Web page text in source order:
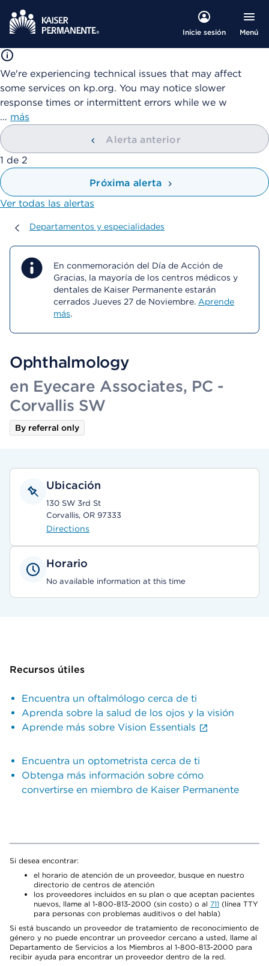
Inicie sesión Menú
We're experiencing technical issues that may affect
some services on kp.org. You may notice slower
response times or intermittent errors while we w
… más
Alerta anterior
mostrando
1 de 2
Próxima alerta
Ver todas las alertas
Departamentos y especialidades
Departamentos y especialidades
En conmemoración del Día de Acción de
Gracias, la mayoría de los centros médicos y
dentales de Kaiser Permanente estarán
cerrados Jueves 27 de Noviembre. Aprende
más.
Ophthalmology
en Eyecare Associates, PC -
Corvallis SW
By referral only
Ubicación
130 SW 3rd St
Corvallis, OR 97333
Directions
Horario
No available information at this time
Recursos útiles
Encuentra un oftalmólogo cerca de ti
Aprenda sobre la salud de los ojos y la visión
Aprende más sobre Vision Essentials
Encuentra un optometrista cerca de ti
Obtenga más información sobre cómo
convertirse en miembro de Kaiser Permanente
Si desea encontrar:
el horario de atención de un proveedor, busque en nuestro
directorio de centros de atención
los proveedores incluidos en su plan o que aceptan pacientes
nuevos, llame al 1-800-813-2000 (sin costo) o al 711 (línea TTY
para personas con problemas auditivos o del habla)
Si está buscando un proveedor de tratamiento de reconocimiento de
género y no puede encontrar un proveedor cercano a usted, llame al
Departamento de Servicios a los Miembros al 1-800-813-2000 para
recibir ayuda para encontrar un proveedor dentro de la red.